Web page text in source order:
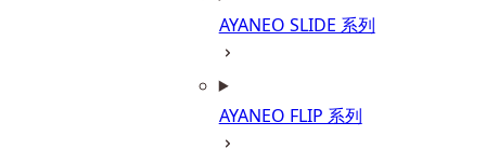
AYANEO SLIDE 系列
AYANEO FLIP 系列